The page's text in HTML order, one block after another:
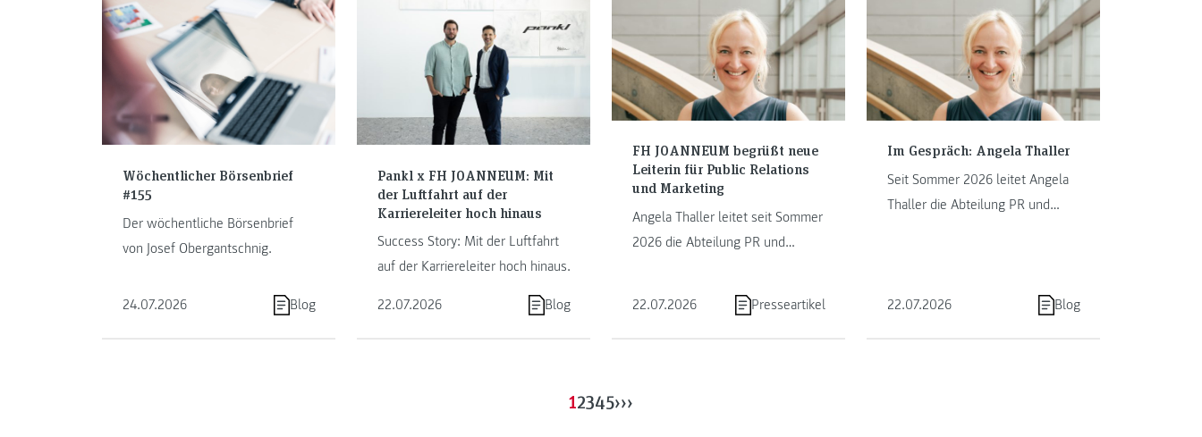
sie eigene Projekte und Mini-
Games. Im Mittelpunkt standen
Kreativität, Teamarbeit und das
spielerische Entdecken digitaler
Technologien – von der ersten
Codezeile bis zum Ausprobieren
Wöchentlicher Börsenbrief
#155
Der wöchentliche Börsenbrief
von Josef Obergantschnig.
24.07.2026 Blog
Pankl x FH JOANNEUM: Mit
der Luftfahrt auf der
Karriereleiter hoch hinaus
Success Story: Mit der Luftfahrt
auf der Karriereleiter hoch hinaus.
22.07.2026 Blog
FH JOANNEUM begrüßt neue
Leiterin für Public Relations
und Marketing
Angela Thaller leitet seit Sommer
2026 die Abteilung PR und
22.07.2026 Presseartikel
Im Gespräch: Angela Thaller
Seit Sommer 2026 leitet Angela
Thaller die Abteilung PR und
22.07.2026 Blog
12345›››